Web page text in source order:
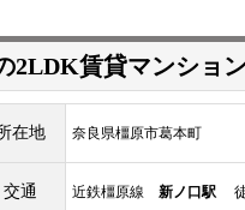
2LDK賃貸マンション
在地 奈良県橿原市葛本町
交通 近鉄橿原線 新ノ口駅 徒